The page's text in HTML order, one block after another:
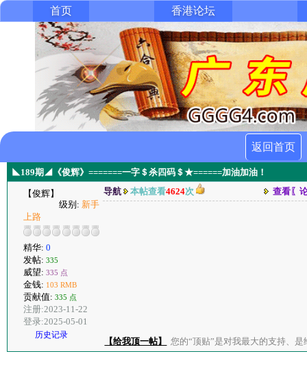
首页 香港论坛
返回首页
◣189期◢《俊辉》=======一字＄杀四码＄★======加油加油！
【俊辉】
级别: 新手
上路
精华: 0
发帖: 335
威望: 335 点
金钱: 103 RMB
贡献值: 335 点
注册:2023-11-22
登录:2025-05-01
历史记录
导航 本帖查看4624次 查看〖
【给我顶一帖】 您的“顶贴”是对我最大的支持、